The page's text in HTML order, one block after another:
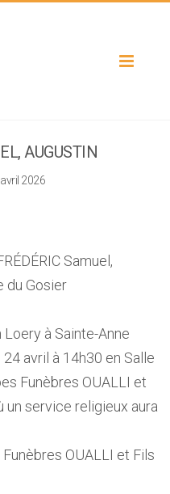
Toggle
AUGUSTIN
2026
Samuel,
du Gosier
à Sainte-Anne
avril à 14h30 en Salle
Funèbres OUALLI et
un service religieux aura
OUALLI et Fils